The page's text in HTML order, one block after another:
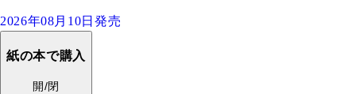
2026年08月10日発売
紙の本で購入
開/閉